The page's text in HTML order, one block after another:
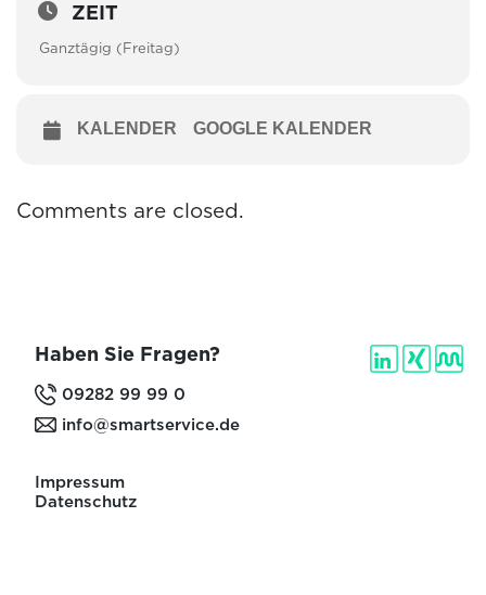
ZEIT
Ganztägig (Freitag)
KALENDER GOOGLE KALENDER
Comments are closed.
Haben Sie Fragen?
09282 99 99 0
info@smartservice.de
Impressum
Datenschutz